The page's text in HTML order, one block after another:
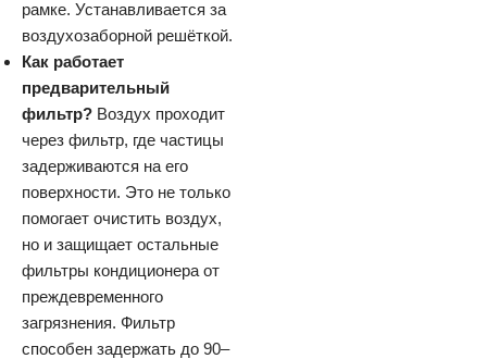
рамке. Устанавливается за
воздухозаборной решёткой.
Как работает
предварительный
фильтр? Воздух проходит
через фильтр, где частицы
задерживаются на его
поверхности. Это не только
помогает очистить воздух,
но и защищает остальные
фильтры кондиционера от
преждевременного
загрязнения. Фильтр
способен задержать до 90–